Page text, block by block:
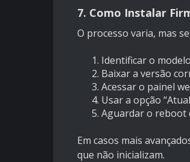
7. Como Instalar
O processo varia, mas
Identificar o
Baixar a versão
Acessar o painel
Usar a opção
Aguardar o reboot
Em casos mais
que não inicializam.